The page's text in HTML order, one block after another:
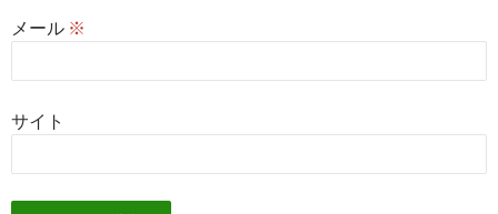
メール ※
サイト